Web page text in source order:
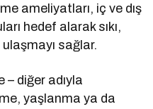
ameliyatları, iç ve dış
hedef alarak sıkı,
sağlar.
diğer adıyla
yaşlanma ya da